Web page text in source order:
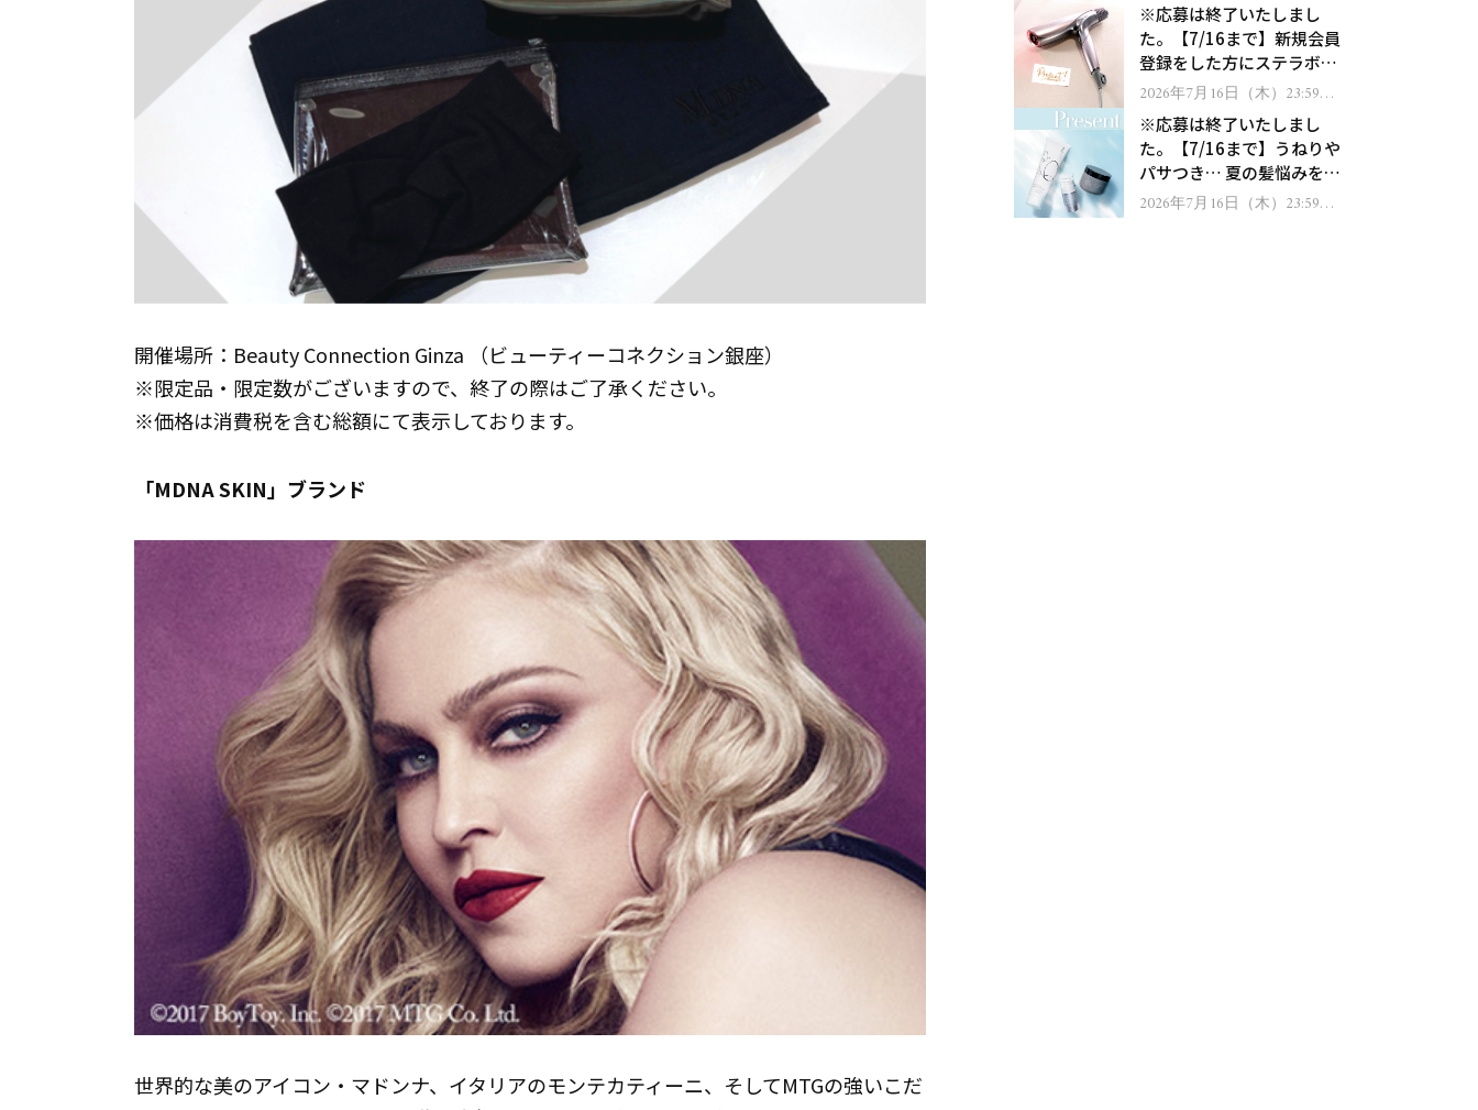
開催場所：Beauty Connection Ginza （ビューティーコネクション銀座）
※限定品・限定数がございますので、終了の際はご了承ください。
※価格は消費税を含む総額にて表示しております。
「MDNA SKIN」ブランド
世界的な美のアイコン・マドンナ、イタリアのモンテカティーニ、そしてMTGの強いこだ
※応募は終了いたしまし
た。【7/16まで】新規会員
登録をした方にステラボー
テのシャインリバース ヘア
ゼント！
2026年7月16日（木）23:59ま
※応募は終了いたしまし
た。【7/16まで】うねりや
パサつき… 夏の髪悩みを解
消するヘアケアアイテムを
2026年7月16日（木）23:59ま